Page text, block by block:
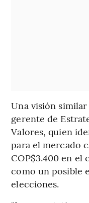
Una visión
gerente de
Valores, quien
para el mercado
COP$3.400 en el
como un posible
elecciones.